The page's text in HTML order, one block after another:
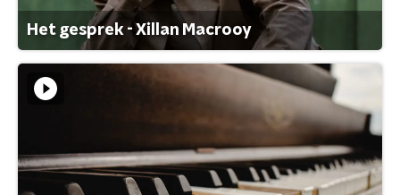
Het gesprek - Xillan Macrooy